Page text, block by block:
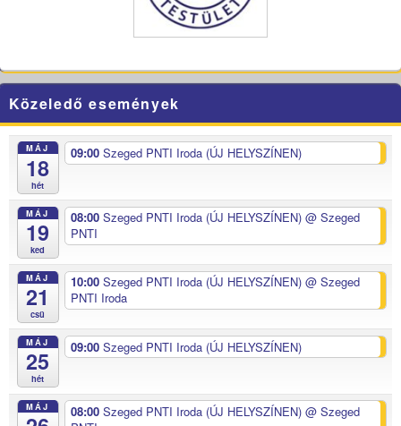
Közeledő események
MÁJ
18
hét
09:00 Szeged PNTI Iroda (ÚJ HELYSZÍNEN)
MÁJ
19
ked
08:00 Szeged PNTI Iroda (ÚJ HELYSZÍNEN) @ Szeged
PNTI
MÁJ
21
csü
10:00 Szeged PNTI Iroda (ÚJ HELYSZÍNEN) @ Szeged
PNTI Iroda
MÁJ
25
hét
09:00 Szeged PNTI Iroda (ÚJ HELYSZÍNEN)
MÁJ 08:00 Szeged PNTI Iroda (ÚJ HELYSZÍNEN) @ Szeged